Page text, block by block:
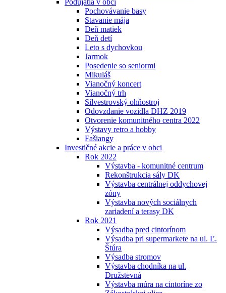
Podujatia v obci
Pochovávanie basy
Stavanie mája
Deň matiek
Deň detí
Leto s dychovkou
Jarmok
Posedenie so seniormi
Mikuláš
Vianočný koncert
Vianočný trh
Silvestrovský ohňostroj
Odovzdanie vozidla DHZ 2019
Otvorenie komunitného centra 2022
Výstavy retro a hobby
Fašiangy
Investičné akcie a práce v obci
Rok 2022
Výstavba - komunitné centrum
Rekonštrukcia sály DK
Výstavba centrálnej oddychovej
zóny
Výstavba nových sociálnych
zariadení a terasy DK
Rok 2021
Výsadba pred cintorínom
Výsadba pri supermarkete na ul. Ľ.
Štúra
Výsadba stromov
Výstavba chodníka na ul.
Družstevná
Výstavba múra na cintoríne zo